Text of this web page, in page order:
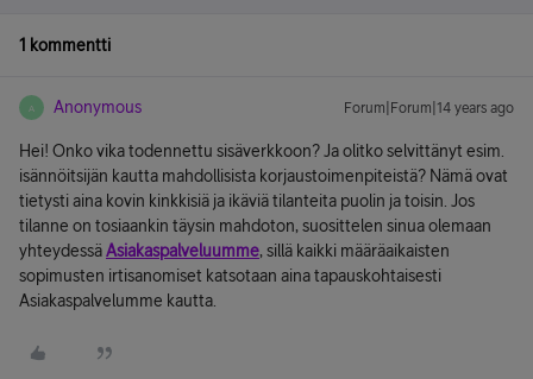
1 kommentti
A Anonymous Forum|Forum|14 years ago
Hei! Onko vika todennettu sisäverkkoon? Ja olitko selvittänyt esim.
isännöitsijän kautta mahdollisista korjaustoimenpiteistä? Nämä ovat
tietysti aina kovin kinkkisiä ja ikäviä tilanteita puolin ja toisin. Jos
tilanne on tosiaankin täysin mahdoton, suosittelen sinua olemaan
yhteydessäAsiakaspalveluumme, sillä kaikki määräaikaisten
sopimusten irtisanomiset katsotaan aina tapauskohtaisesti
Asiakaspalvelumme kautta.